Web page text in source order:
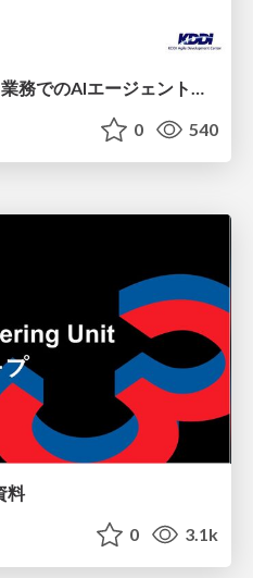
Atlassian Cloudサポート業務でのAIエージェント活用事例
0 540
料
0 3.1k